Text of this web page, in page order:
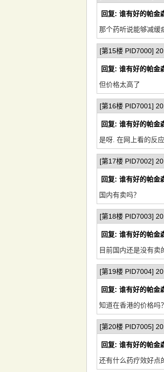
回复: 谁有好的帕金
那个药听说能够减缓
[第15楼 PID7000]
回复: 谁有好的帕金
但价格太高了
[第16楼 PID7001]
回复: 谁有好的帕金
是呀. 在网上看的反
[第17楼 PID7002]
回复: 谁有好的帕金
国内有卖吗？
[第18楼 PID7003]
回复: 谁有好的帕金
目前国内还是没有卖
[第19楼 PID7004]
回复: 谁有好的帕金
知道在香港的价格吗？
[第20楼 PID7005]
回复: 谁有好的帕金
还有什么药疗效好点